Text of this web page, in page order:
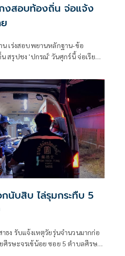
งสอบท้องถิ่น จ่อแจ้ง
เร่งสอบพยานหลักฐาน-ข้อ
สรุปชง 'ปกรณ์' วันศุกร์นี้ จ่อเรียกผู้
นับสิบ ไล่รุมกระทืบ 5
าธง รับแจ้งเหตุวัยรุ่นจำนวนมากก่อ
ศีรษะจรเข้น้อย ซอย 5 ตำบลศีรษะ